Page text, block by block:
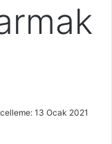
13 Ocak 2021